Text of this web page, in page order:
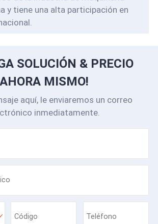
y tiene una alta participación en
SOLUCIÓN & PRECIO
AHORA MISMO!
aquí, le enviaremos un correo
inmediatamente.